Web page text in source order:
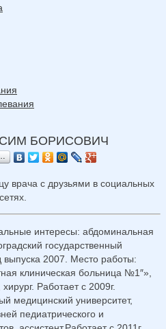
БОРИСОВИЧ
врача с друзьями в социальных
сетях.
интересы: абдоминальная
государственный
выпуска 2007. Место работы:
клиническая больница №1″»,
Работает с 2009г.
медицинский университет,
педиатрического и